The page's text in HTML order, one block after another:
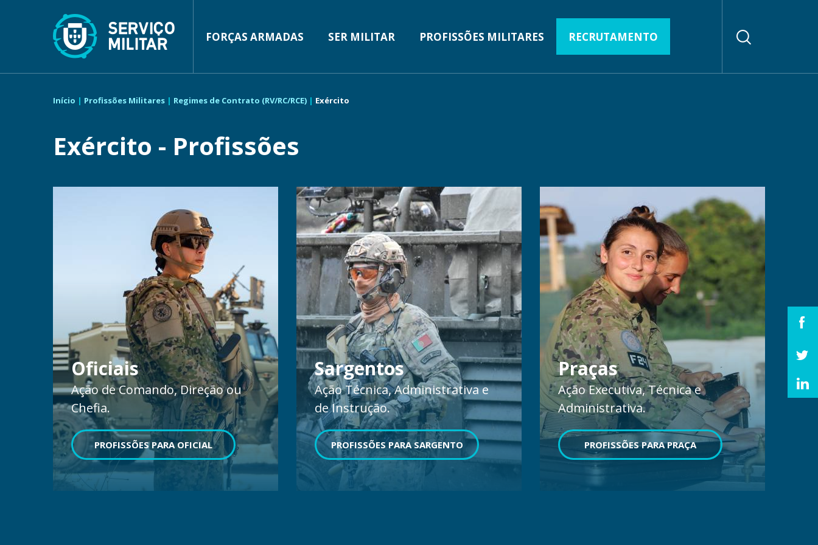
FORÇAS ARMADAS SER MILITAR PROFISSÕES MILITARES RECRUTAMENTO
estrutural
Início Profissões Militares Regimes de Contrato (RV/RC/RCE) Exército
Exército - Profissões
Oficiais
Ação de Comando, Direção ou
Chefia.
PROFISSÕES PARA OFICIAL
Sargentos
Ação Técnica, Administrativa e
de Instrução.
PROFISSÕES PARA SARGENTO
Praças
Ação Executiva, Técnica e
Administrativa.
PROFISSÕES PARA PRAÇA